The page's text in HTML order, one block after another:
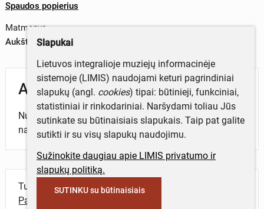
Spaudos popierius
Matmenys
Aukštis x plotis – 47 x 31,5 cm
Aprašymas
Numeryje spausdinamos miesto, šalies, pasaulio
naujienos, skelbimai.
Turite daugiau informacijos apie objektą?
Parašykite mums!
Slapukai
Lietuvos integralioje muziejų informacinėje
sistemoje (LIMIS) naudojami keturi pagrindiniai
slapukų (angl. cookies) tipai: būtinieji, funkciniai,
statistiniai ir rinkodariniai. Naršydami toliau Jūs
sutinkate su būtinaisiais slapukais. Taip pat galite
sutikti ir su visų slapukų naudojimu.
Sužinokite daugiau apie LIMIS privatumo ir
slapukų politiką.
SUTINKU su būtinaisiais